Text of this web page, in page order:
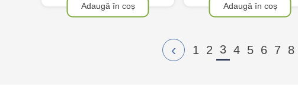
Adaugă în coș Adaugă în coș
‹ 1 2 3 4 5 6 7 8